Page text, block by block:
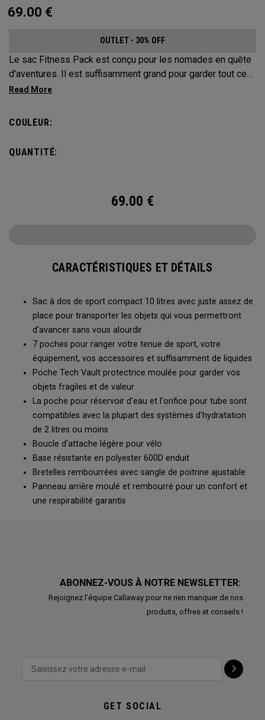
69.00 €
OUTLET - 30% OFF
Le sac Fitness Pack est conçu pour les nomades en quête
d'aventures. Il est suffisamment grand pour garder tout ce
dont vous pouvez avoir besoin en randonnée, à vélo ou
Vous pourrez y ranger tout votre matériel, ainsi qu'une
COULEUR:
QUANTITÉ:
69.00 €
CARACTÉRISTIQUES ET DÉTAILS
Sac à dos de sport compact 10 litres avec juste assez de
place pour transporter les objets qui vous permettront
d'avancer sans vous alourdir
7 poches pour ranger votre tenue de sport, votre
équipement, vos accessoires et suffisamment de liquides
Poche Tech Vault protectrice moulée pour garder vos
objets fragiles et de valeur
La poche pour réservoir d'eau et l'orifice pour tube sont
compatibles avec la plupart des systèmes d'hydratation
de 2 litres ou moins
Boucle d'attache légère pour vélo
Base résistante en polyester 600D enduit
Bretelles rembourrées avec sangle de poitrine ajustable
Panneau arrière moulé et rembourré pour un confort et
une respirabilité garantis
ABONNEZ-VOUS À NOTRE NEWSLETTER:
Rejoignez l'équipe Callaway pour ne rien manquer de nos
produits, offres et conseils !
GET SOCIAL